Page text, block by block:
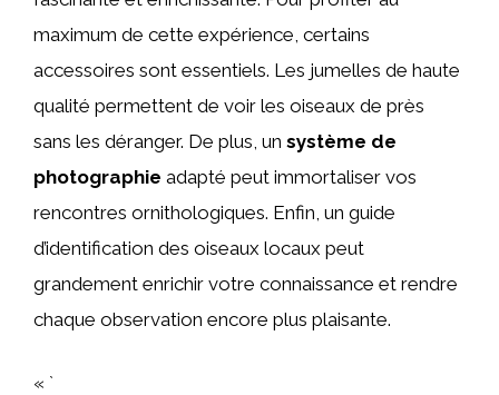
maximum de cette expérience, certains
accessoires sont essentiels. Les jumelles de haute
qualité permettent de voir les oiseaux de près
sans les déranger. De plus, un système de
photographie adapté peut immortaliser vos
rencontres ornithologiques. Enfin, un guide
d’identification des oiseaux locaux peut
grandement enrichir votre connaissance et rendre
chaque observation encore plus plaisante.
« `